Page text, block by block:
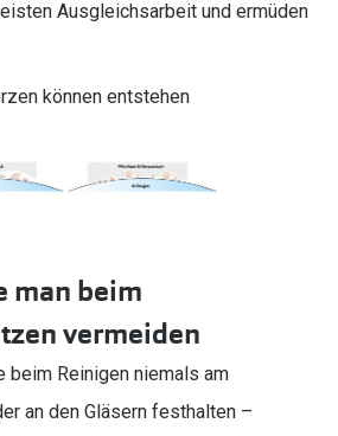
Ausgleichsarbeit und ermüden
können entstehen
man beim
vermeiden
beim Reinigen niemals am
an den Gläsern festhalten –